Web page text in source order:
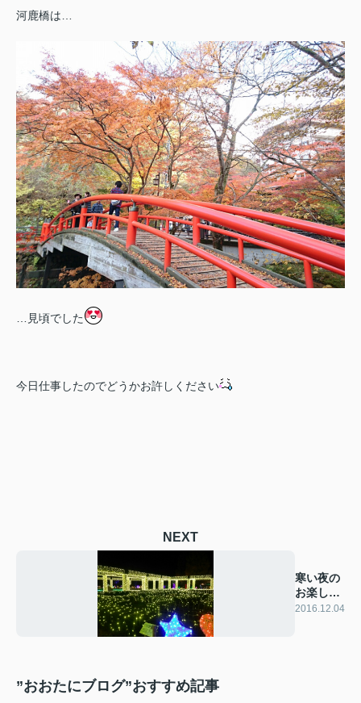
河鹿橋は…
…見頃でした
今日仕事したのでどうかお許しください
NEXT
寒い夜の
お楽しみ
♪
2016.12.04
”おおたにブログ”おすすめ記事